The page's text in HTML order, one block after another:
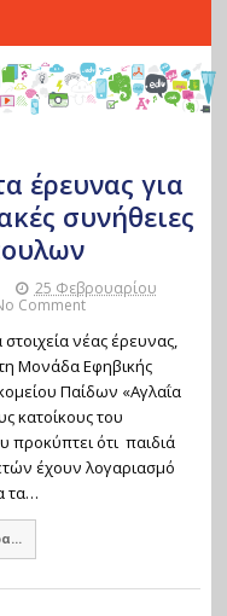
έρευνας για
συνήθειες
25 Φεβρουαρίου
Comment
νέας έρευνας,
Μονάδα Εφηβικής
Παίδων «Αγλαΐα
κατοίκους του
προκύπτει ότι παιδιά
έχουν λογαριασμό
τα…